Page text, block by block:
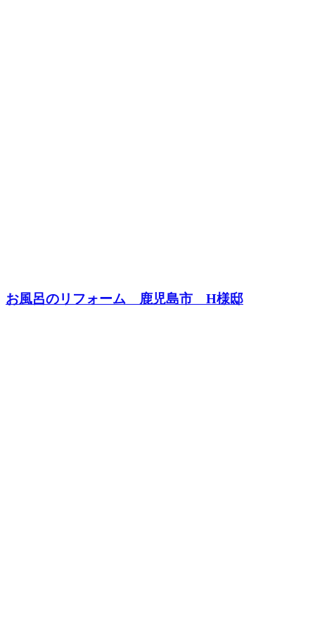
お風呂のリフォーム 鹿児島市 H様邸